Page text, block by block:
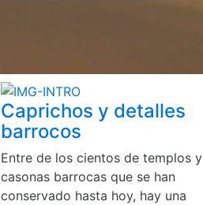
Caprichos y detalles
barrocos
Entre de los cientos de templos y
casonas barrocas que se han
conservado hasta hoy, hay una